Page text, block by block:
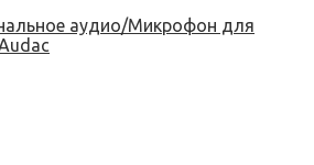
аудио/Микрофон для